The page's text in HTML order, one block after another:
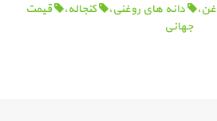
دانه های روغنی، کنجاله،
قیمت
جهانی